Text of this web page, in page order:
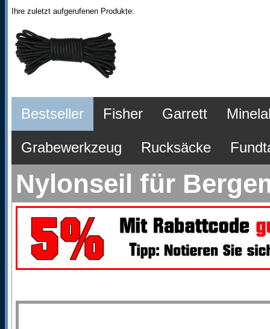
Ihre zuletzt aufgerufenen Produkte:
Bestseller Fisher Garrett
Grabewerkzeug Rucksäcke
Nylonseil für